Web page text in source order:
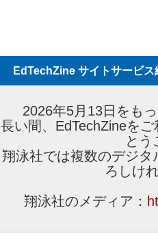
EdTechZine サイトサービス
2026年5月13日をも
長い間、EdTechZineを
とう
翔泳社では複数のデジ
ろしけ
翔泳社のメディア：